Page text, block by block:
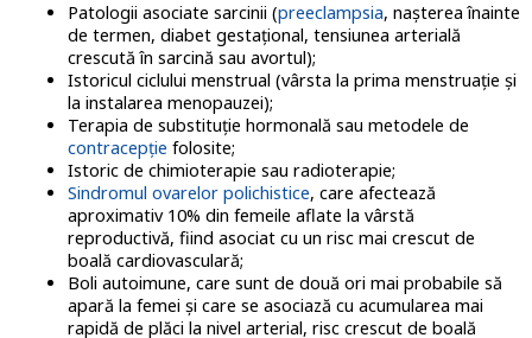
Patologii asociate sarcinii (preeclampsia, nașterea înainte
de termen, diabet gestațional, tensiunea arterială
crescută în sarcină sau avortul);
Istoricul ciclului menstrual (vârsta la prima menstruație și
la instalarea menopauzei);
Terapia de substituție hormonală sau metodele de
contracepție folosite;
Istoric de chimioterapie sau radioterapie;
Sindromul ovarelor polichistice, care afectează
aproximativ 10% din femeile aflate la vârstă
reproductivă, fiind asociat cu un risc mai crescut de
boală cardiovasculară;
Boli autoimune, care sunt de două ori mai probabile să
apară la femei și care se asociază cu acumularea mai
rapidă de plăci la nivel arterial, risc crescut de boală